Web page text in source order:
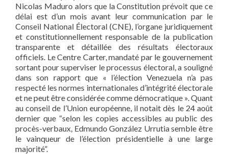
Nicolas Maduro alors que la Constitution prévoit que ce
délai est d’un mois avant leur communication par le
Conseil National Électoral (CNE), l’organe juridiquement
et constitutionnellement responsable de la publication
transparente et détaillée des résultats électoraux
officiels. Le Centre Carter, mandaté par le gouvernement
sortant pour superviser le processus électoral, a souligné
dans son rapport que « l’élection Venezuela n’a pas
respecté les normes internationales d’intégrité électorale
et ne peut être considérée comme démocratique ». Quant
au conseil de l’Union européenne, il notait dès le 24 août
dernier que “selon les copies accessibles au public des
procès-verbaux, Edmundo González Urrutia semble être
le vainqueur de l’élection présidentielle à une large
majorité”.